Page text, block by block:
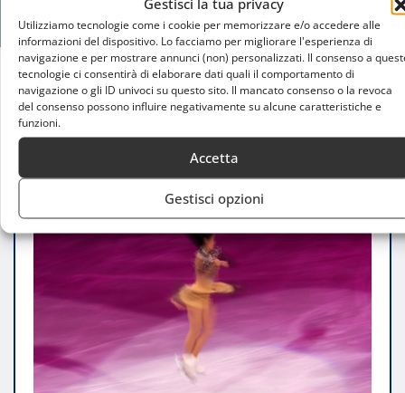
Utilizziamo tecnologie come i cookie per memorizzare e/o accedere alle
informazioni del dispositivo. Lo facciamo per migliorare l'esperienza di
navigazione e per mostrare annunci (non) personalizzati. Il consenso a
tecnologie ci consentirà di elaborare dati quali il comportamento di
navigazione o gli ID univoci su questo sito. Il mancato consenso o la revoca
del consenso possono influire negativamente su alcune caratteristiche e
funzioni.
Accetta
Gestisci opzioni
Home
Sesto, Spring Cup 2025: Il pattinaggio sincronizzato
protagonista al Palasesto